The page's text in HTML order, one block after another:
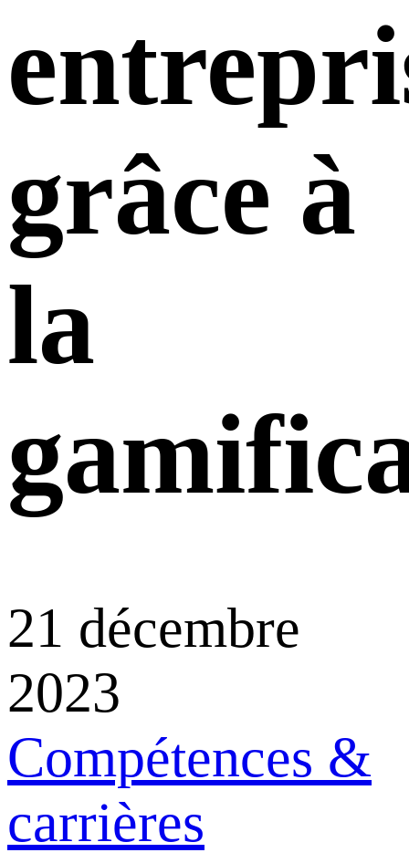
grâce à
la
21 décembre
2023
Compétences &
carrières